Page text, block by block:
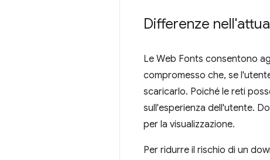
Differenze
Le Web Fonts consentono
compromesso che, se
scaricarlo. Poiché le reti
sull'esperienza dell'utente.
per la visualizzazione.
Per ridurre il rischio di un